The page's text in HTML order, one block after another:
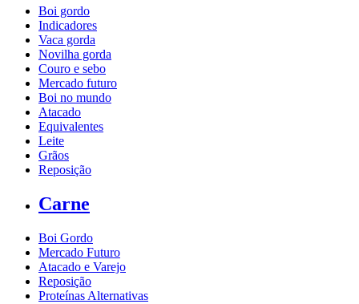
Boi gordo
Indicadores
Vaca gorda
Novilha gorda
Couro e sebo
Mercado futuro
Boi no mundo
Atacado
Equivalentes
Leite
Grãos
Reposição
Carne
Boi Gordo
Mercado Futuro
Atacado e Varejo
Reposição
Proteínas Alternativas